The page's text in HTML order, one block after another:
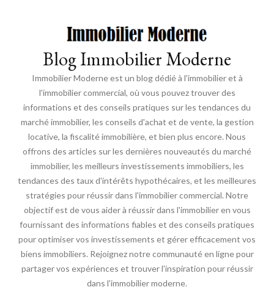
Blog Immobilier Moderne
Immobilier Moderne est un blog dédié à l'immobilier et à
l'immobilier commercial, où vous pouvez trouver des
informations et des conseils pratiques sur les tendances du
marché immobilier, les conseils d'achat et de vente, la gestion
locative, la fiscalité immobilière, et bien plus encore. Nous
offrons des articles sur les dernières nouveautés du marché
immobilier, les meilleurs investissements immobiliers, les
tendances des taux d'intérêts hypothécaires, et les meilleures
stratégies pour réussir dans l'immobilier commercial. Notre
objectif est de vous aider à réussir dans l'immobilier en vous
fournissant des informations fiables et des conseils pratiques
pour optimiser vos investissements et gérer efficacement vos
biens immobiliers. Rejoignez notre communauté en ligne pour
partager vos expériences et trouver l'inspiration pour réussir
dans l'immobilier moderne.